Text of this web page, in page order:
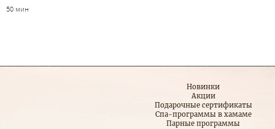
50 мин
Новинки
Акции
Подарочные сертификаты
Спа-программы в хамаме
Парные программы